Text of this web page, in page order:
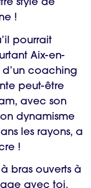
style de
!
pourrait
Aix-en-
coaching
peut-être
avec son
dynamisme
les rayons, a
!
bras ouverts à
avec toi,